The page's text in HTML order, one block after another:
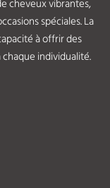
cheveux vibrantes,
spéciales. La
à offrir des
individualité.